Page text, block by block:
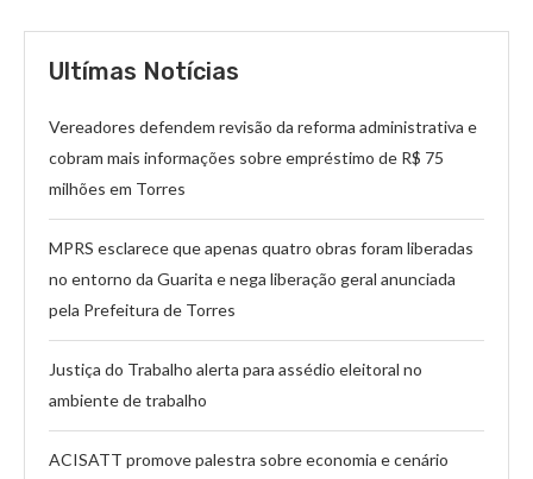
Ultímas Notícias
Vereadores defendem revisão da reforma administrativa e
cobram mais informações sobre empréstimo de R$ 75
milhões em Torres
MPRS esclarece que apenas quatro obras foram liberadas
no entorno da Guarita e nega liberação geral anunciada
pela Prefeitura de Torres
Justiça do Trabalho alerta para assédio eleitoral no
ambiente de trabalho
ACISATT promove palestra sobre economia e cenário